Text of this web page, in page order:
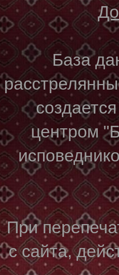
База
центром
При
с сайта,